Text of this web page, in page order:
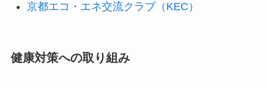
京都エコ・エネ交流クラブ（KEC）
健康対策への取り組み